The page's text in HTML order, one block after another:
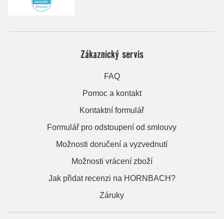
Zákaznický servis
FAQ
Pomoc a kontakt
Kontaktní formulář
Formulář pro odstoupení od smlouvy
Možnosti doručení a vyzvednutí
Možnosti vrácení zboží
Jak přidat recenzi na HORNBACH?
Záruky